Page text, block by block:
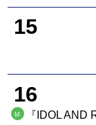
15
16
M 『IDOL AND